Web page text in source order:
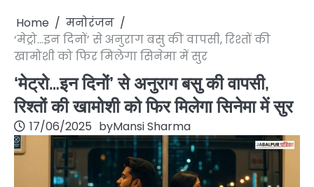
Home
मनोरंजन
‘मेट्रो…इन दिनों’ से अनुराग बसु की वापसी, रिश्तों की
खामोशी को फिर मिलेगा सिनेमा में सुर
‘मेट्रो…इन दिनों’ से अनुराग बसु की वापसी,
रिश्तों की खामोशी को फिर मिलेगा सिनेमा में सुर
17/06/2025 byMansi Sharma